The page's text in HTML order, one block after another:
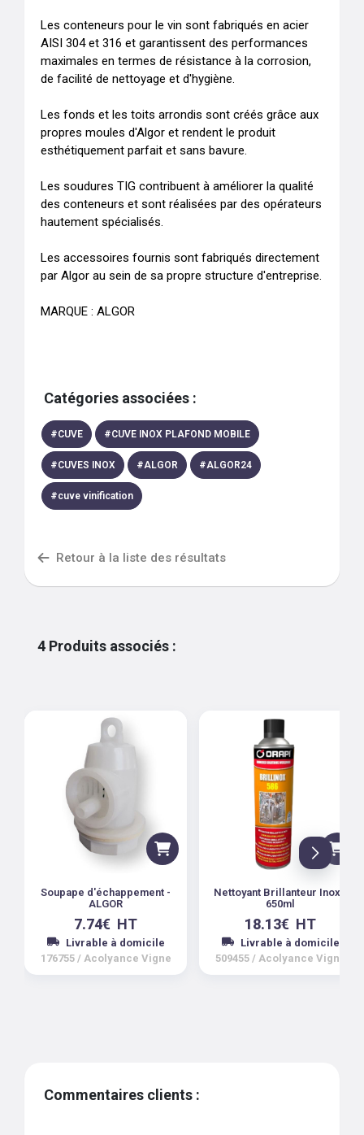
Les conteneurs pour le vin sont fabriqués en acier
AISI 304 et 316 et garantissent des performances
maximales en termes de résistance à la corrosion,
de facilité de nettoyage et d'hygiène.
Les fonds et les toits arrondis sont créés grâce aux
propres moules d'Algor et rendent le produit
esthétiquement parfait et sans bavure.
Les soudures TIG contribuent à améliorer la qualité
des conteneurs et sont réalisées par des opérateurs
hautement spécialisés.
Les accessoires fournis sont fabriqués directement
par Algor au sein de sa propre structure d'entreprise.
MARQUE : ALGOR
Catégories associées :
#CUVE #CUVE INOX PLAFOND MOBILE
#CUVES INOX #ALGOR #ALGOR24
#cuve vinification
Retour à la liste des résultats
4 Produits associés :
Soupape d'échappement -
ALGOR
7.74€ HT
Livrable à domicile
176755 / Acolyance Vigne
Nettoyant Brillanteur Inox -
650ml
18.13€ HT
Livrable à domicile
509455 / Acolyance Vigne
Commentaires clients :